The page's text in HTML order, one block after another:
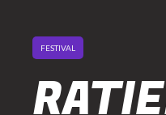
FESTIVAL